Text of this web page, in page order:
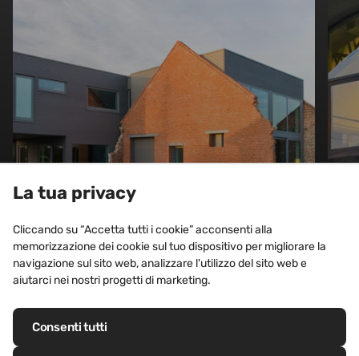
CASA PRIVATA
Casa singola, Grimbergen
(Belgio)
Visualizza il progetto
La tua privacy
Cliccando su “Accetta tutti i cookie” acconsenti alla
memorizzazione dei cookie sul tuo dispositivo per migliorare la
navigazione sul sito web, analizzare l'utilizzo del sito web e
aiutarci nei nostri progetti di marketing.
Consenti tutti